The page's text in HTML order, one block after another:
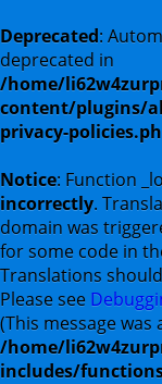
Deprecated:
deprecated in
/home/
content/plugins/
privacy-
Notice: Function
incorrectly.
domain was
for some code in
Translations
Please see
(This message was
/home/
includes/